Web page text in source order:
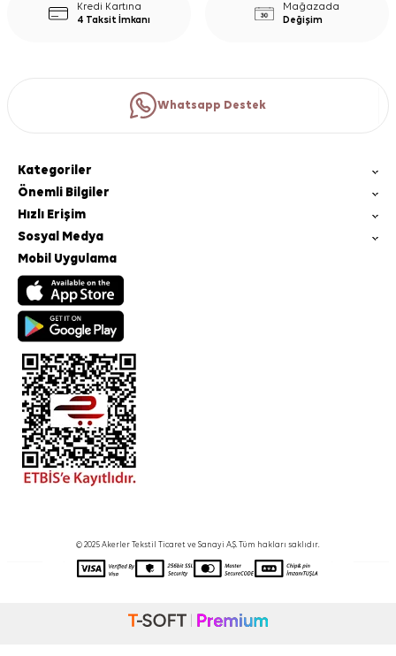
Kredi Kartına
4 Taksit İmkanı
Mağazada
Değişim
Whatsapp Destek
Kategoriler
Önemli Bilgiler
Hızlı Erişim
Sosyal Medya
Mobil Uygulama
© 2025 Akerler Tekstil Ticaret ve Sanayi A.Ş. Tüm hakları saklıdır.